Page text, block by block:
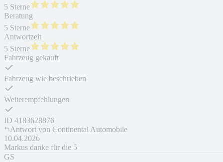
5 Sterne
Beratung
5 Sterne
Antwortzeit
5 Sterne
Fahrzeug gekauft
Fahrzeug wie beschrieben
Weiterempfehlungen
ID 4183628876
Antwort von Continental Automobile
10.04.2026
Markus danke für die 5
GS